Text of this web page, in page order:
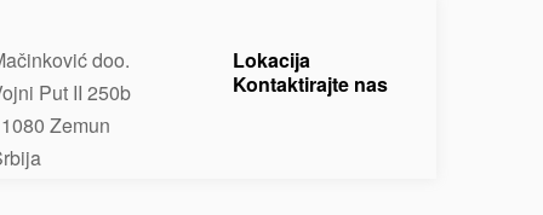
doo.
Put II 250b
Zemun
Lokacija
Kontaktirajte nas